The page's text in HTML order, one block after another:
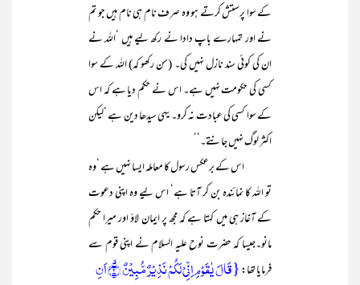
کے سوا پرستش کرتے ہو وہ صرف نام ہی نام ہیں جو تم
نے اور تمہارے باپ دادا نے رکھ لیے ہیں ‘اللہ نے
ان کی کوئی سند نازل نہیں کی۔ (سن رکھو کہ) اللہ کے سوا
کسی کی حکومت نہیں ہے۔ اس نے حکم دیا ہے کہ اس
کے سوا کسی کی عبادت نہ کرو۔ یہی سیدھا دین ہے ‘لیکن
اکثر لوگ نہیں جانتے۔‘‘
اس کے برعکس رسول کا معاملہ ایسا نہیں ہے ‘وہ
تو اللہ کا نمائندہ بن کر آتا ہے‘ اس لیے وہ اپنی دعوت
کے آغاز ہی میں کہتا ہے کہ مجھ پر ایمان لاؤ اور میرا حکم
مانو۔جیسا کہ حضرت نوح علیہ السلام نے اپنی قوم سے
فرمایا تھا:{قَالَ یٰقَوۡمِ اِنِّیۡ لَکُمۡ نَذِیۡرٌ مُّبِیۡنٌ ۙ﴿۲﴾اَنِ